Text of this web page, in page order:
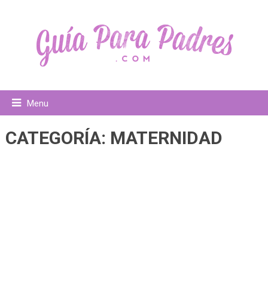
Menu
CATEGORÍA: MATERNIDAD